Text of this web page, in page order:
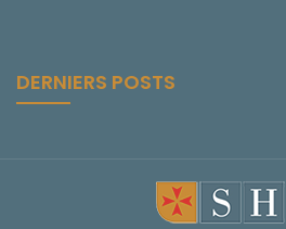
DERNIERS POSTS